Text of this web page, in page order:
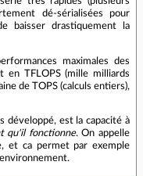
dé-sérialisées pour
baisser drastiquement la
maximales des
en TFLOPS (mille milliards
de TOPS (calculs entiers),
développé, est la capacité à
qu'il fonctionne. On appelle
et ca permet par exemple